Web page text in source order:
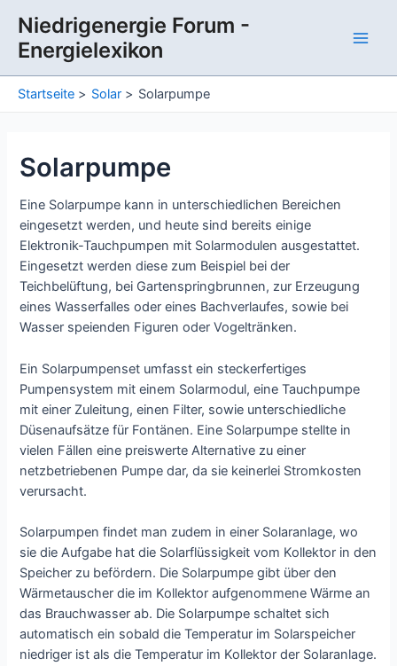
Inhalt
springen
Niedrigenergie Forum -
Energielexikon
Startseite Solar Solarpumpe
Solarpumpe
Eine Solarpumpe kann in unterschiedlichen Bereichen
eingesetzt werden, und heute sind bereits einige
Elektronik-Tauchpumpen mit Solarmodulen ausgestattet.
Eingesetzt werden diese zum Beispiel bei der
Teichbelüftung, bei Gartenspringbrunnen, zur Erzeugung
eines Wasserfalles oder eines Bachverlaufes, sowie bei
Wasser speienden Figuren oder Vogeltränken.
Ein Solarpumpenset umfasst ein steckerfertiges
Pumpensystem mit einem Solarmodul, eine Tauchpumpe
mit einer Zuleitung, einen Filter, sowie unterschiedliche
Düsenaufsätze für Fontänen. Eine Solarpumpe stellte in
vielen Fällen eine preiswerte Alternative zu einer
netzbetriebenen Pumpe dar, da sie keinerlei Stromkosten
verursacht.
Solarpumpen findet man zudem in einer Solaranlage, wo
sie die Aufgabe hat die Solarflüssigkeit vom Kollektor in den
Speicher zu befördern. Die Solarpumpe gibt über den
Wärmetauscher die im Kollektor aufgenommene Wärme an
das Brauchwasser ab. Die Solarpumpe schaltet sich
automatisch ein sobald die Temperatur im Solarspeicher
niedriger ist als die Temperatur im Kollektor der Solaranlage.